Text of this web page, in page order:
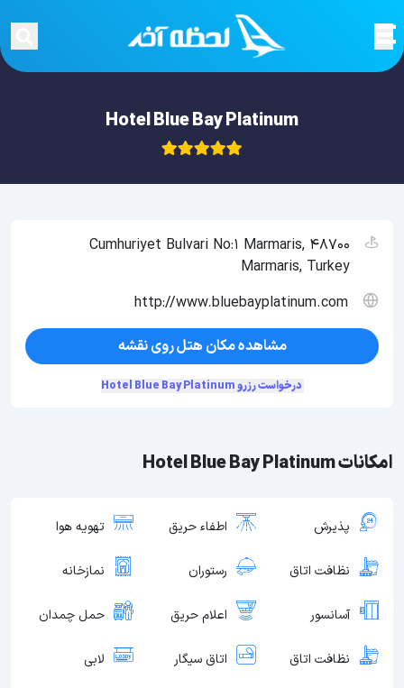
Hotel Blue Bay Platinum
امکانات Hotel Blue Bay Platinum
پذیرش اطفاء حریق تهویه هوا
نظافت اتاق رستوران نمازخانه
آسانسور اعلام حریق حمل چمدان
نظافت اتاق اتاق سیگار لابی
Cumhuriyet Bulvari No:1 Marmaris, 48700
Marmaris, Turkey
http://www.bluebayplatinum.com
مشاهده مکان هتل روی نقشه
درخواست رزرو Hotel Blue Bay Platinum